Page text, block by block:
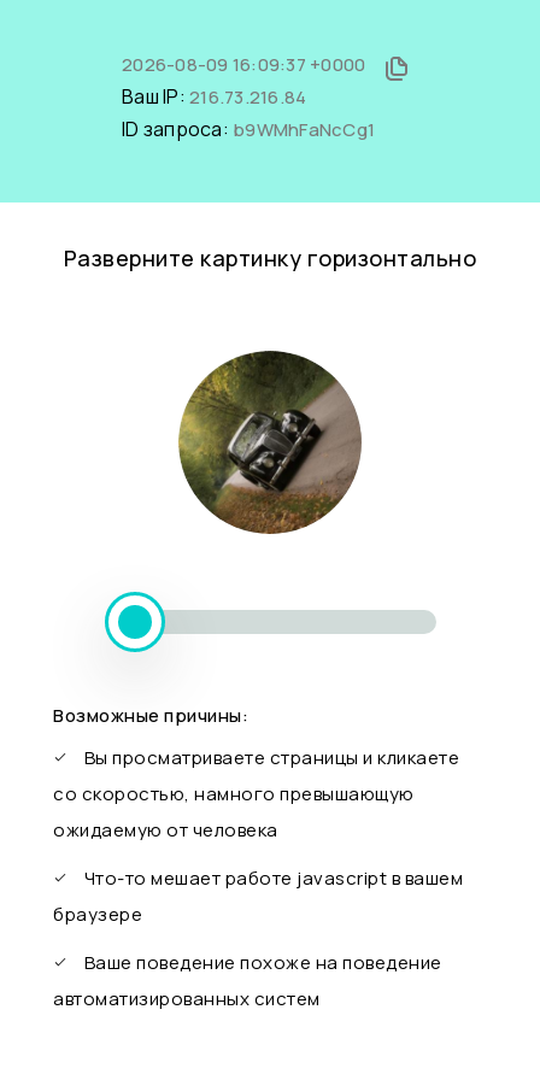
2026-08-09 16:09:37 +0000
Ваш IP: 216.73.216.84
ID запроса: b9WMhFaNcCg1
Разверните картинку горизонтально
Возможные причины:
Вы просматриваете страницы и кликаете
со скоростью, намного превышающую
ожидаемую от человека
Что-то мешает работе javascript в вашем
браузере
Ваше поведение похоже на поведение
автоматизированных систем